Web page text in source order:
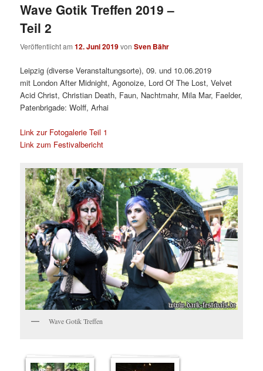
Wave Gotik Treffen 2019 –
Teil 2
Veröffentlicht am12. Juni 2019vonSven Bähr
Leipzig (diverse Veranstaltungsorte), 09. und 10.06.2019
mit London After Midnight, Agonoize, Lord Of The Lost, Velvet
Acid Christ, Christian Death, Faun, Nachtmahr, Mila Mar, Faelder,
Patenbrigade: Wolff, Arhai
Link zur Fotogalerie Teil 1
Link zum Festivalbericht
Wave Gotik Treffen